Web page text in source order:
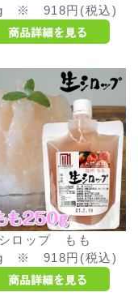
※ 918円(税込)
ロップ もも
※ 918円(税込)